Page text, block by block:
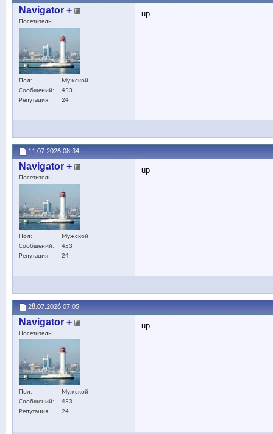
Navigator +
Посетитель
Пол
Мужской
Сообщений
453
Репутация
24
up
11.07.2026 08:34
Navigator +
Посетитель
Пол
Мужской
Сообщений
453
Репутация
24
up
28.07.2026 07:05
Navigator +
Посетитель
Пол
Мужской
Сообщений
453
Репутация
24
up